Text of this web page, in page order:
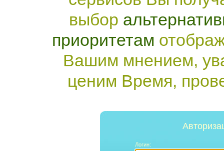
выбор
приоритетам
Вашим мнением,
ценим Время,
Логин: